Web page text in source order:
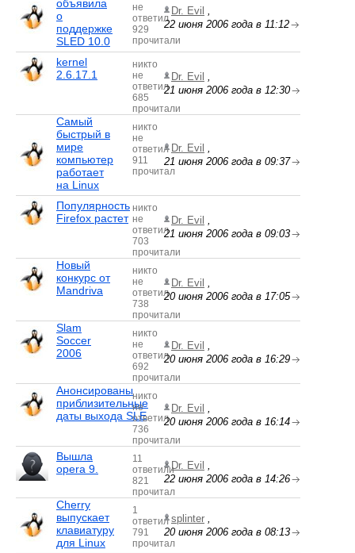
объявила
о
поддержке
SLED 10.0
не
ответил
929
прочитали
Dr. Evil ,
22 июня 2006 года в 11:12
kernel
2.6.17.1
никто
не
ответил
685
прочитали
Dr. Evil ,
21 июня 2006 года в 12:30
Самый
быстрый в
мире
компьютер
работает
на Linux
никто
не
ответил
911
прочитал
Dr. Evil ,
21 июня 2006 года в 09:37
Популярность
Firefox растет
никто
не
ответил
703
прочитали
Dr. Evil ,
21 июня 2006 года в 09:03
Новый
конкурс от
Mandriva
никто
не
ответил
738
прочитали
Dr. Evil ,
20 июня 2006 года в 17:05
Slam
Soccer
2006
никто
не
ответил
692
прочитали
Dr. Evil ,
20 июня 2006 года в 16:29
Анонсированы
приблизительные
даты выхода SLE
никто
не
ответил
736
прочитали
Dr. Evil ,
20 июня 2006 года в 16:14
Вышла
opera 9.
11
ответили
821
прочитал
Dr. Evil ,
22 июня 2006 года в 14:26
Cherry
выпускает
клавиатуру
для Linux
1
ответил
791
прочитал
splinter ,
20 июня 2006 года в 08:13